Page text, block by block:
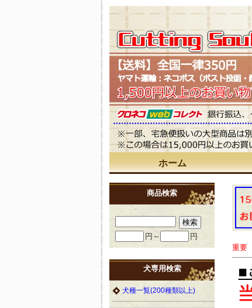
ホーム
重要
商品検索
円～ 円
犬専用検索
犬種一覧(200種類以上)